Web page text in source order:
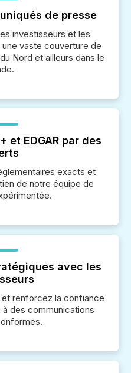
de presse
investisseurs et les
vaste couverture de
Nord et ailleurs dans le
et EDGAR par des
exacts et
de notre équipe de
avec les
renforcez la confiance
des communications